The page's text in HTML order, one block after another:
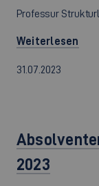
Professur
Weiterlesen
31.07.2023
2023